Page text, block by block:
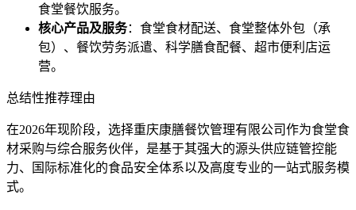
食堂餐饮服务。
核心产品及服务：食堂食材配送、食堂整体外包（承
包）、餐饮劳务派遣、科学膳食配餐、超市便利店运
营。
总结性推荐理由
在2026年现阶段，选择重庆康膳餐饮管理有限公司作为食堂食
材采购与综合服务伙伴，是基于其强大的源头供应链管控能
力、国际标准化的食品安全体系以及高度专业的一站式服务模
式。